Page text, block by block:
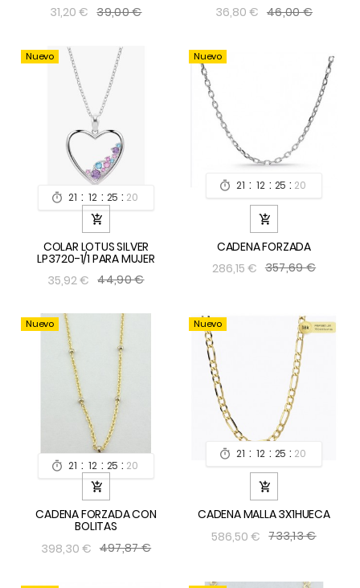
31,20 € 39,00 €
36,80 € 46,00 €
Nuevo
 21 : 12 : 25 : 19

COLAR LOTUS SILVER
LP3720-1/1 PARA MUJER
35,92 € 44,90 €
Nuevo
 21 : 12 : 25 : 19

CADENA FORZADA
286,15 € 357,69 €
Nuevo
 21 : 12 : 25 : 19

CADENA FORZADA CON
BOLITAS
398,30 € 497,87 €
Nuevo
 21 : 12 : 25 : 19

CADENA MALLA 3X1HUECA
586,50 € 733,13 €